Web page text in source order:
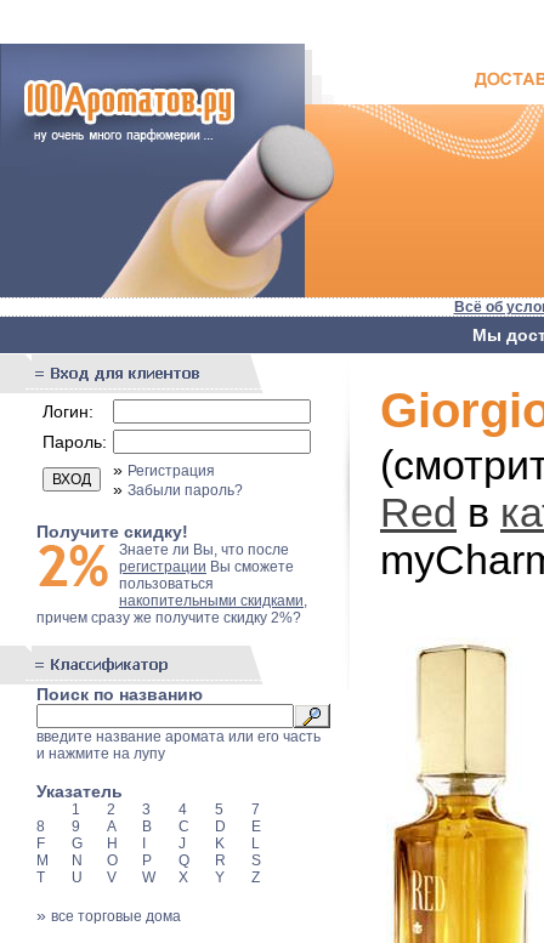
Всё об
Мы
Логин:
Пароль:
» Регистрация
» Забыли пароль?
Получите скидку!
Знаете ли Вы, что после
регистрации Вы сможете
пользоваться
накопительными скидками,
причем сразу же получите скидку 2%?
Поиск по названию
введите название аромата или его часть
и нажмите на лупу
Указатель
1 2 3 4 5
7
8
9 A B C D
E
F
G H J K
L
M
N O P Q R
S
T
U V W X Y Z
» все торговые дома
Red в